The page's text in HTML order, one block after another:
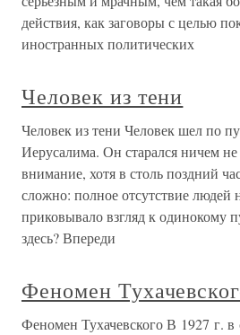
действия, как заговоры с целью
иностранных политических
Человек из тени
Человек из тени Человек шел по
Иерусалима. Он старался ничем не
внимание, хотя в столь поздний
сложно: полное отсутствие людей
приковывало взгляд к одинокому
здесь? Впереди
Феномен
Феномен Тухачевского В 1927 г.